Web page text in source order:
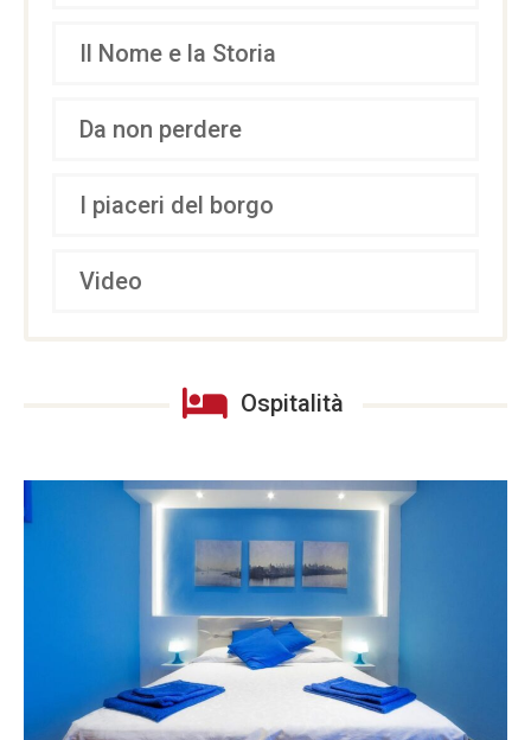
Il Nome e la Storia
Da non perdere
I piaceri del borgo
Video
Ospitalità